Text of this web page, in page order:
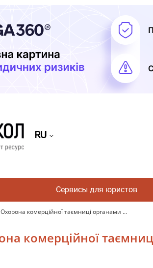
RU
Сервисы для юристов
комерційної таємниці органами ...
комерційної